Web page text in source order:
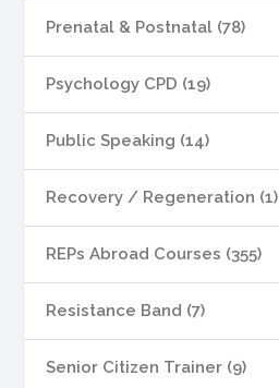
Prenatal & Postnatal (78)
Psychology CPD (19)
Public Speaking (14)
Recovery / Regeneration (1)
REPs Abroad Courses (355)
Resistance Band (7)
Senior Citizen Trainer (9)